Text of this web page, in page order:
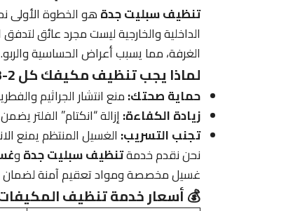
تنظيف سبليت جدةهو الخطوة الأولى
الداخلية والخارجية ليست مجرد عائق
الغرفة، مما يسبب أعراض الحساسية والربو.
لماذا يجب تنظيف مكيفك كل 2-3 أشهر؟
حماية صحتك:منع انتشار الجراثيم
زيادة الكفاءة:إزالة “انكتام” الفلتر
تجنب التسريب: الغسيل المنتظم يمنع
نحن نقدم خدمةتنظيف سبليت جدةو
غسيل مخصصة ومواد تعقيم آمنة لضمان
💰 أسعار خدمة تنظيف